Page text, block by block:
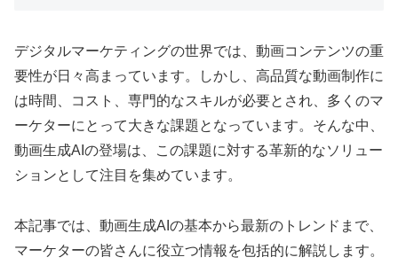
デジタルマーケティングの世界では、動画コンテンツの重
要性が日々高まっています。しかし、高品質な動画制作に
は時間、コスト、専門的なスキルが必要とされ、多くのマ
ーケターにとって大きな課題となっています。そんな中、
動画生成AIの登場は、この課題に対する革新的なソリュー
ションとして注目を集めています。
本記事では、動画生成AIの基本から最新のトレンドまで、
マーケターの皆さんに役立つ情報を包括的に解説します。